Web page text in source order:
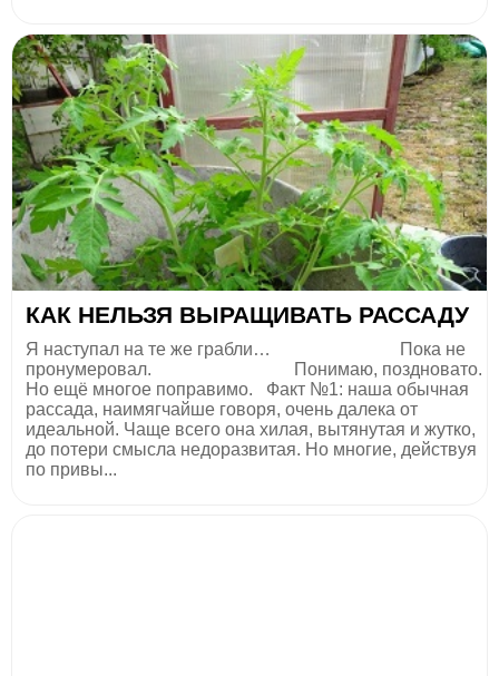
КАК НЕЛЬЗЯ ВЫРАЩИВАТЬ РАССАДУ
Я наступал на те же грабли… Пока не
пронумеровал. Понимаю, поздновато.
Но ещё многое поправимо. Факт №1: наша обычная
рассада, наимягчайше говоря, очень далека от
идеальной. Чаще всего она хилая, вытянутая и жутко,
до потери смысла недоразвитая. Но многие, действуя
по привы...